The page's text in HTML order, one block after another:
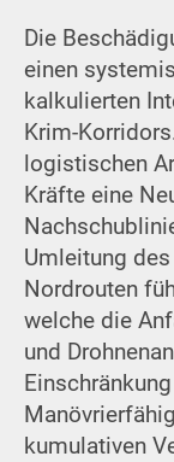
Die
einen
kalkulierten
Krim-
logistischen
Kräfte eine
Umleitung
Nordrouten
welche die
und
kumulativen